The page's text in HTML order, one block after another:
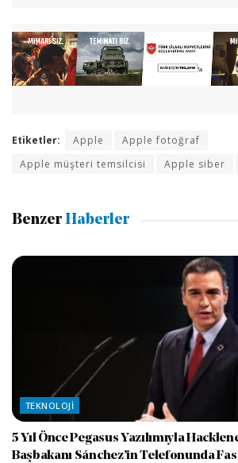
Etiketler: Apple
Apple fotoğraf
Apple müşteri temsilcisi
Apple siber
Benzer Haberler
TEKNOLOJI
5 Yıl Önce Pegasus Yazılımıyla
Başbakanı Sánchez’in Telefonunda